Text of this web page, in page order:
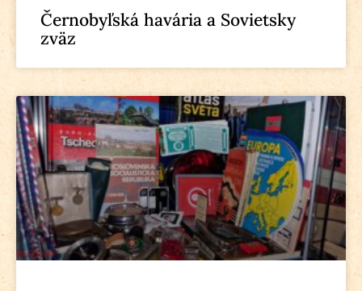
Černobyľská havária a Sovietsky
zväz